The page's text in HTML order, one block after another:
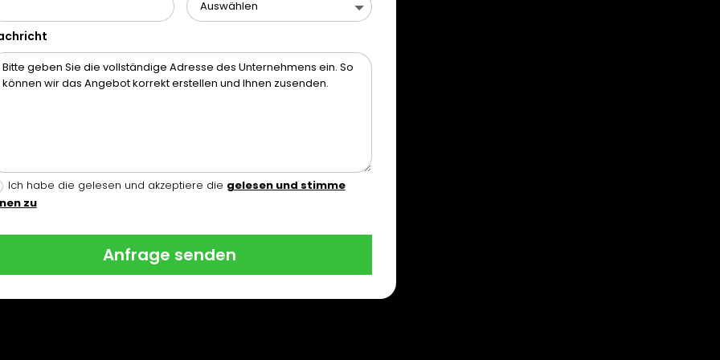
Ich habe die gelesen und akzeptiere die gelesen und stimme
zu
Anfrage senden